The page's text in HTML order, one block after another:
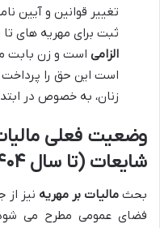
تغییر قوانین و آیین
ثبت برای مهریه های تا ۱۱۰ سکه طلا به طور کامل و قانونی
الزامی
است این حق را پرداخت
زنان، به خصوص در
وضعیت فعلی
شایعات (تا سال ۱۴۰۴)
بحث مالیات بر مهریه نیز
فضای عمومی مطرح می